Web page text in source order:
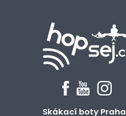
Skákací boty Praha